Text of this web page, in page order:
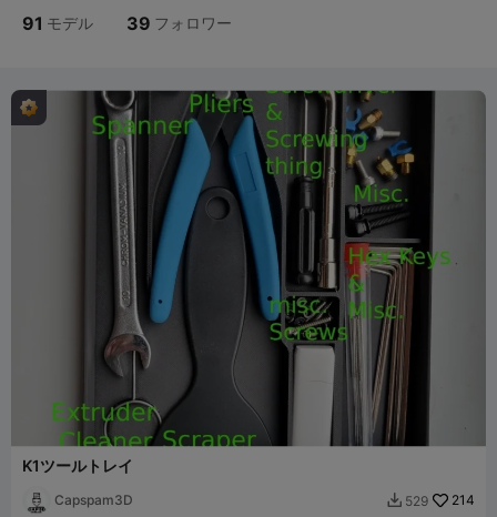
91 モデル 39 フォロワー
K1ツールトレイ
Capspam3D  529 214